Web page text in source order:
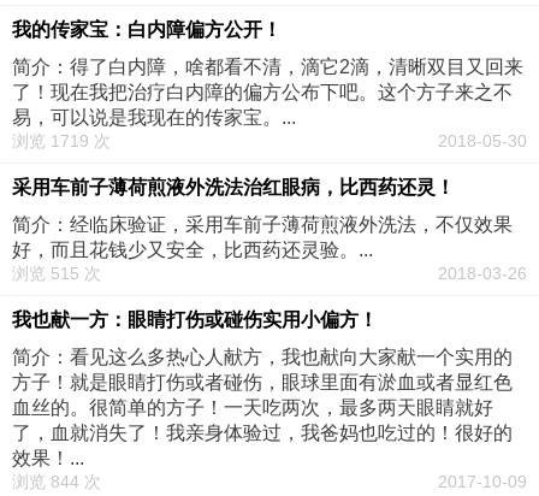
我的传家宝：白内障偏方公开！
简介：得了白内障，啥都看不清，滴它2滴，清晰双目又回来
了！现在我把治疗白内障的偏方公布下吧。这个方子来之不
易，可以说是我现在的传家宝。...
浏览 1719 次 2018-05-30
采用车前子薄荷煎液外洗法治红眼病，比西药还灵！
简介：经临床验证，采用车前子薄荷煎液外洗法，不仅效果
好，而且花钱少又安全，比西药还灵验。...
浏览 515 次 2018-03-26
我也献一方：眼睛打伤或碰伤实用小偏方！
简介：看见这么多热心人献方，我也献向大家献一个实用的
方子！就是眼睛打伤或者碰伤，眼球里面有淤血或者显红色
血丝的。很简单的方子！一天吃两次，最多两天眼睛就好
了，血就消失了！我亲身体验过，我爸妈也吃过的！很好的
效果！...
浏览 844 次 2017-10-09